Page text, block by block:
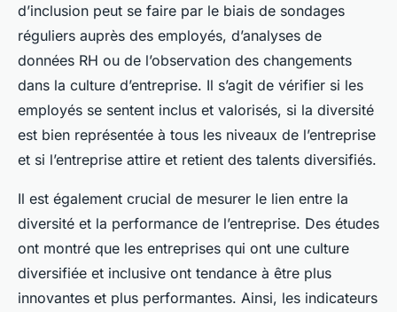
d’inclusion peut se faire par le biais de sondages
réguliers auprès des employés, d’analyses de
données RH ou de l’observation des changements
dans la culture d’entreprise. Il s’agit de vérifier si les
employés se sentent inclus et valorisés, si la diversité
est bien représentée à tous les niveaux de l’entreprise
et si l’entreprise attire et retient des talents diversifiés.
Il est également crucial de mesurer le lien entre la
diversité et la performance de l’entreprise. Des études
ont montré que les entreprises qui ont une culture
diversifiée et inclusive ont tendance à être plus
innovantes et plus performantes. Ainsi, les indicateurs